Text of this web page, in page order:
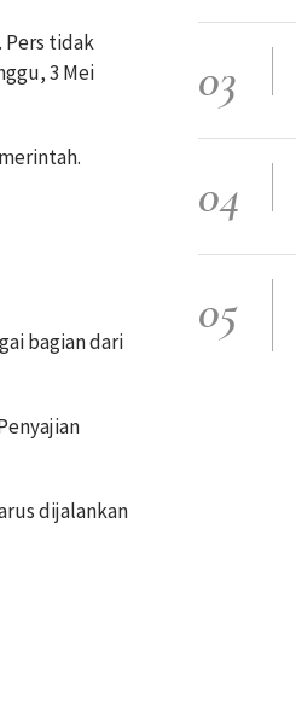
Pers tidak
3 Mei
bagian dari
dijalankan
03
04
05